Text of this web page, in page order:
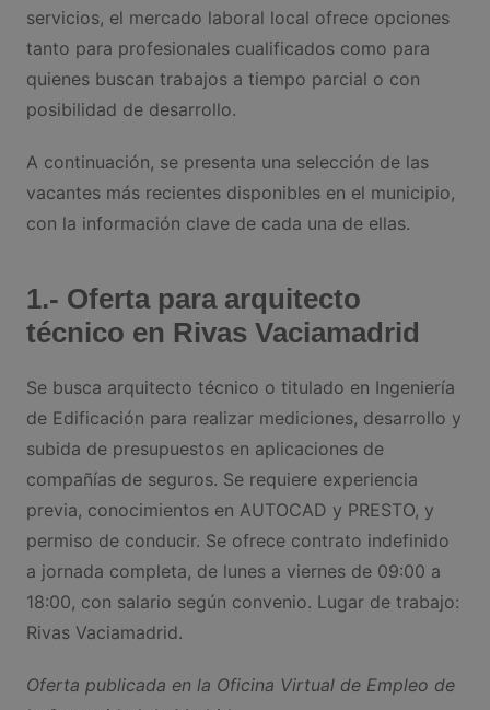
servicios, el mercado laboral local ofrece opciones
tanto para profesionales cualificados como para
quienes buscan trabajos a tiempo parcial o con
posibilidad de desarrollo.
A continuación, se presenta una selección de las
vacantes más recientes disponibles en el municipio,
con la información clave de cada una de ellas.
1.- Oferta para arquitecto
técnico en Rivas Vaciamadrid
Se busca arquitecto técnico o titulado en Ingeniería
de Edificación para realizar mediciones, desarrollo y
subida de presupuestos en aplicaciones de
compañías de seguros. Se requiere experiencia
previa, conocimientos en AUTOCAD y PRESTO, y
permiso de conducir. Se ofrece contrato indefinido
a jornada completa, de lunes a viernes de 09:00 a
18:00, con salario según convenio. Lugar de trabajo:
Rivas Vaciamadrid.
Oferta publicada en la Oficina Virtual de Empleo de